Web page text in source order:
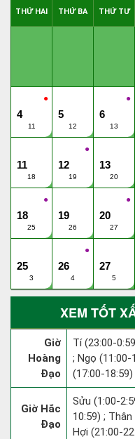
THỨ HAI THỨ BA THỨ TƯ
●
4
11
5
12
●
6
13
11
18
●
12
19
13
20
●
18
25
19
26
●
20
27
25
3
●
26
4
27
5
XEM TỐT
Giờ
Hoàng
Đạo
Tí (23:00-
; Ngọ (11:00-
(17:00-18:59)
Giờ Hắc
Đạo
Sửu (1:00-
10:59) ;
Hợi (21:00-